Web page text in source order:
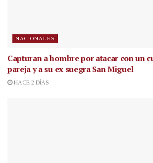
NACIONALES
Capturan a hombre por atacar con un
pareja y a su ex suegra San Miguel
HACE 2 DÍAS